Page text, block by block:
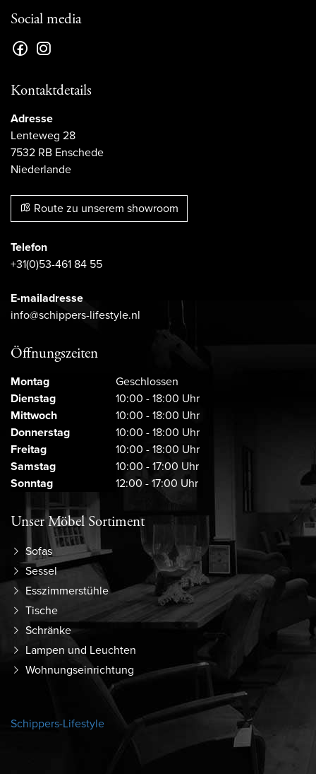
Social media
Kontaktdetails
Adresse
Lenteweg 28
7532 RB Enschede
Niederlande
Route zu unserem showroom
Telefon
+31(0)53-461 84 55
E-mailadresse
info@schippers-lifestyle.nl
Öffnungszeiten
Montag
Geschlossen
Dienstag
10:00 - 18:00 Uhr
Mittwoch
10:00 - 18:00 Uhr
Donnerstag
10:00 - 18:00 Uhr
Freitag
10:00 - 18:00 Uhr
Samstag
10:00 - 17:00 Uhr
Sonntag
12:00 - 17:00 Uhr
Unser Möbel Sortiment
Sofas
Sessel
Esszimmerstühle
Tische
Schränke
Lampen und Leuchten
Wohnungseinrichtung
Schippers-Lifestyle